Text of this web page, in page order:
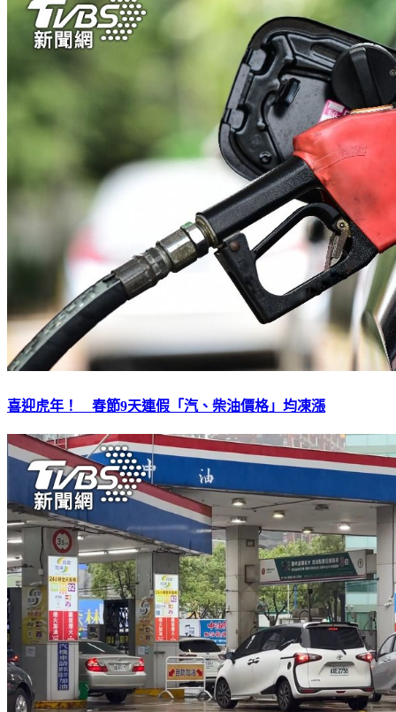
喜迎虎年！ 春節9天連假「汽、柴油價格」均凍漲